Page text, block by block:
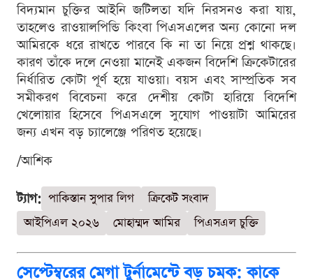
বিদ্যমান চুক্তির আইনি জটিলতা যদি নিরসনও করা যায়,
তাহলেও রাওয়ালপিন্ডি কিংবা পিএসএলের অন্য কোনো দল
আমিরকে ধরে রাখতে পারবে কি না তা নিয়ে প্রশ্ন থাকছে।
কারণ তাঁকে দলে নেওয়া মানেই একজন বিদেশি ক্রিকেটারের
নির্ধারিত কোটা পূর্ণ হয়ে যাওয়া। বয়স এবং সাম্প্রতিক সব
সমীকরণ বিবেচনা করে দেশীয় কোটা হারিয়ে বিদেশি
খেলোয়ার হিসেবে পিএসএলে সুযোগ পাওয়াটা আমিরের
জন্য এখন বড় চ্যালেঞ্জে পরিণত হয়েছে।
/আশিক
ট্যাগ: পাকিস্তান সুপার লিগ
ক্রিকেট সংবাদ
আইপিএল ২০২৬
মোহাম্মদ আমির পিএসএল চুক্তি
সেপ্টেম্বরের মেগা টুর্নামেন্টে বড় চমক: কাকে